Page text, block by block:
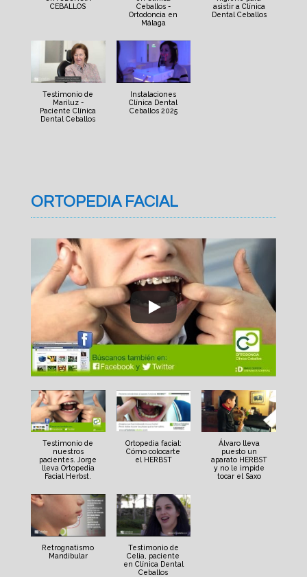
CEBALLOS
Ceballos -
Ortodoncia en
Málaga
asistir a Clínica
Dental Ceballos
Testimonio de
Mariluz -
Paciente Clínica
Dental Ceballos
Instalaciones
Clínica Dental
Ceballos 2025
ORTOPEDIA FACIAL
Testimonio de
nuestros
pacientes. Jorge
lleva Ortopedia
Facial Herbst.
Ortopedia facial:
Cómo colocarte
el HERBST
Álvaro lleva
puesto un
aparato HERBST
y no le impide
tocar el Saxo
Retrognatismo
Mandibular
Testimonio de
Celia, paciente
en Clínica Dental
Ceballos